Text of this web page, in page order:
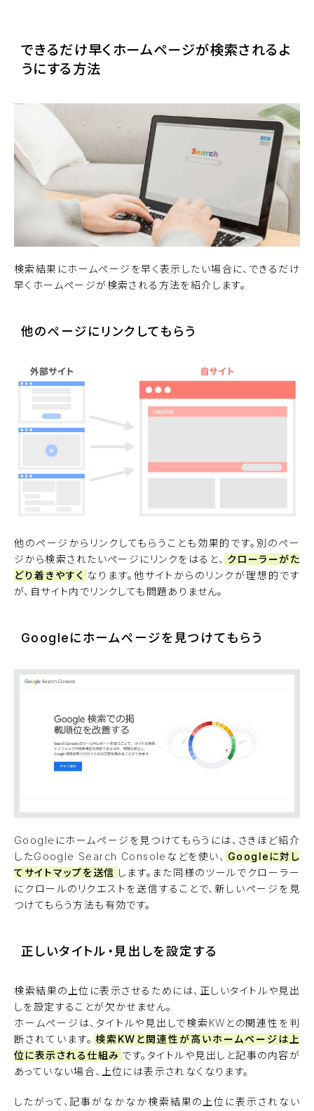
できるだけ早くホームページが検索されるよ
うにする方法
検索結果にホームページを早く表示したい場合に、できるだけ
早くホームページが検索される方法を紹介します。
他のページにリンクしてもらう
他のページからリンクしてもらうことも効果的です。別のペー
ジから検索されたいページにリンクをはると、 クローラーがた
どり着きやすく なります。他サイトからのリンクが理想的です
が、自サイト内でリンクしても問題ありません。
Googleにホームページを見つけてもらう
Googleにホームページを見つけてもらうには、さきほど紹介
したGoogle Search Consoleなどを使い、 Googleに対し
てサイトマップを送信 します。また同様のツールでクローラー
にクロールのリクエストを送信することで、新しいページを見
つけてもらう方法も有効です。
正しいタイトル・見出しを設定する
検索結果の上位に表示させるためには、正しいタイトルや見出
しを設定することが欠かせません。
ホームページは、タイトルや見出しで検索KWとの関連性を判
断されています。 検索KWと関連性が高いホームページは上
位に表示される仕組み です。タイトルや見出しと記事の内容が
あっていない場合、上位には表示されなくなります。
したがって、記事がなかなか検索結果の上位に表示されない